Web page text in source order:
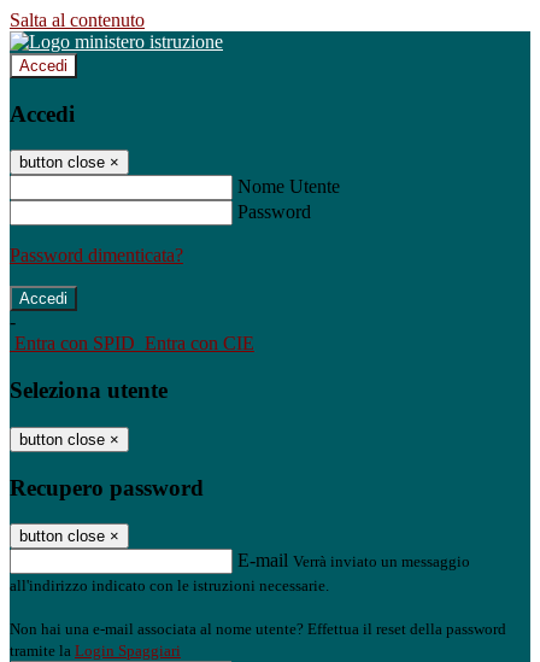
Salta al contenuto
Accedi
Accedi
button close ×
Nome Utente
Password
Password dimenticata?
-
Entra con SPID Entra con CIE
Seleziona utente
button close ×
Recupero password
button close ×
E-mail Verrà inviato un messaggio
all'indirizzo indicato con le istruzioni necessarie.
Non hai una e-mail associata al nome utente? Effettua il reset della password
tramite la Login Spaggiari